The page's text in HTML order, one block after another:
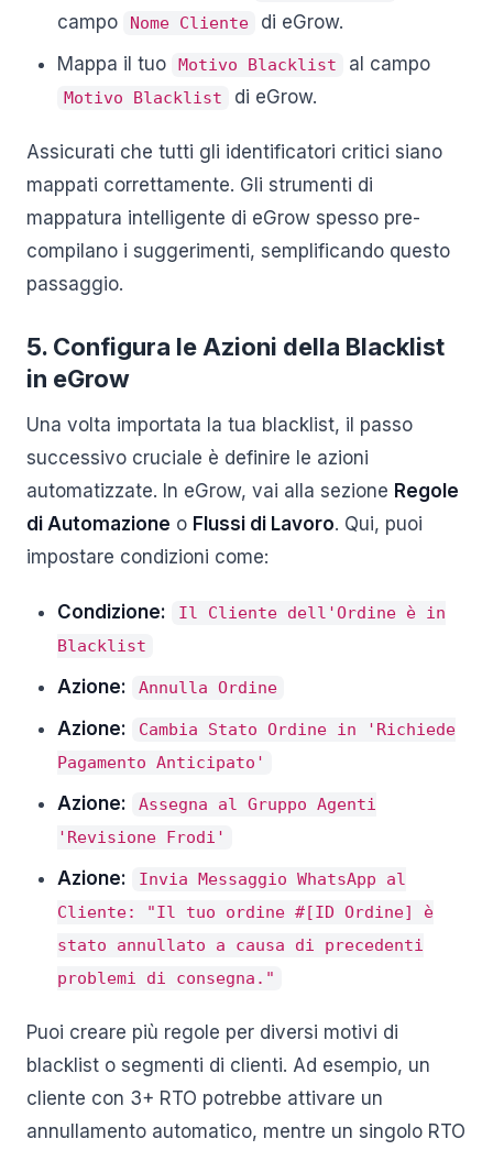
campo Nome Cliente
di eGrow.
Mappa il tuo
Motivo Blacklist al campo
Motivo Blacklist di eGrow.
Assicurati che tutti gli identificatori critici siano
mappati correttamente. Gli strumenti di
mappatura intelligente di eGrow spesso pre-
compilano i suggerimenti, semplificando questo
passaggio.
5. Configura le Azioni della Blacklist
in eGrow
Una volta importata la tua blacklist, il passo
successivo cruciale è definire le azioni
automatizzate. In eGrow, vai alla sezione Regole
di Automazione o Flussi di Lavoro. Qui, puoi
impostare condizioni come:
Condizione:
Il Cliente dell'Ordine è in
Blacklist
Azione: Annulla Ordine
Azione:
Cambia Stato Ordine in 'Richiede
Pagamento Anticipato'
Azione:
Assegna al Gruppo Agenti
'Revisione Frodi'
Azione:
Invia Messaggio WhatsApp al
Cliente: "Il tuo ordine #[ID Ordine] è
stato annullato a causa di precedenti
problemi di consegna."
Puoi creare più regole per diversi motivi di
blacklist o segmenti di clienti. Ad esempio, un
cliente con 3+ RTO potrebbe attivare un
annullamento automatico, mentre un singolo RTO